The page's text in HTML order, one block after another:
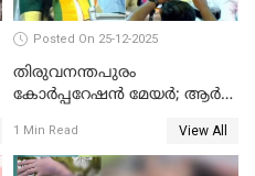
Posted On 25-12-2025
തിരുവനന്തപുരം
കോര്‍പ്പറേഷന്‍ മേയർ; ആര്‍
1 Min Read View All